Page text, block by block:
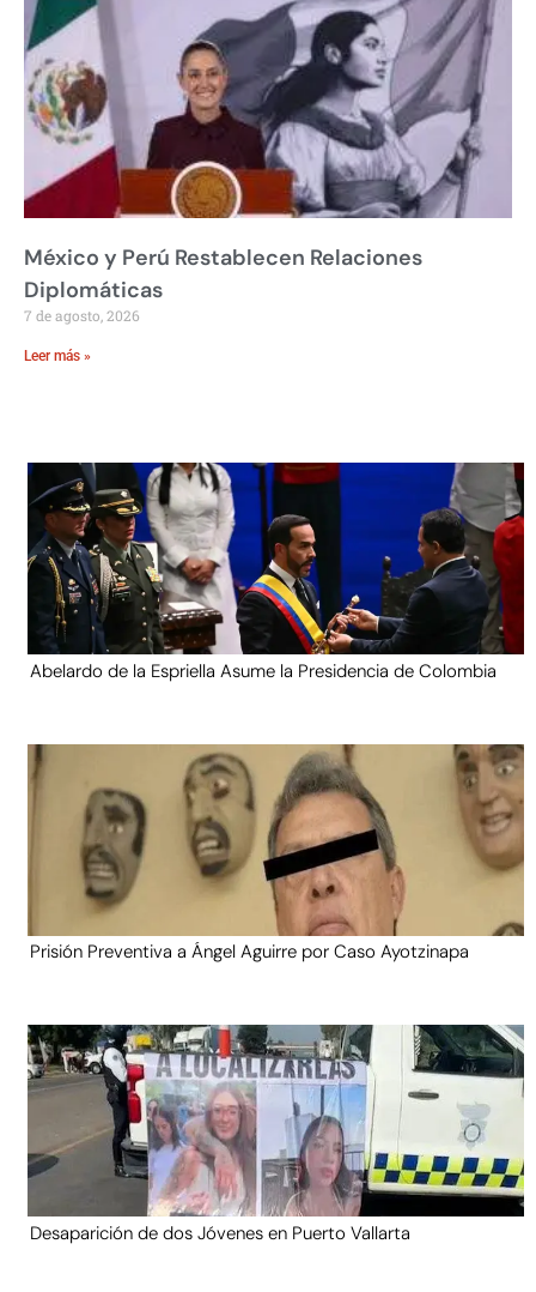
México y Perú Restablecen Relaciones
Diplomáticas
7 de agosto, 2026
Leer más »
Abelardo de la Espriella Asume la Presidencia de Colombia
Prisión Preventiva a Ángel Aguirre por Caso Ayotzinapa
Desaparición de dos Jóvenes en Puerto Vallarta